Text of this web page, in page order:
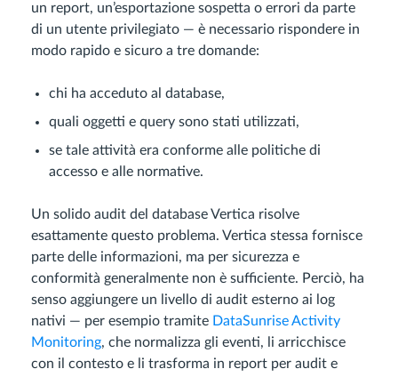
un report, un’esportazione sospetta o errori da parte
di un utente privilegiato — è necessario rispondere in
modo rapido e sicuro a tre domande:
chi ha acceduto al database,
quali oggetti e query sono stati utilizzati,
se tale attività era conforme alle politiche di
accesso e alle normative.
Un solido audit del database Vertica risolve
esattamente questo problema. Vertica stessa fornisce
parte delle informazioni, ma per sicurezza e
conformità generalmente non è sufficiente. Perciò, ha
senso aggiungere un livello di audit esterno ai log
nativi — per esempio tramite DataSunrise Activity
Monitoring, che normalizza gli eventi, li arricchisce
con il contesto e li trasforma in report per audit e